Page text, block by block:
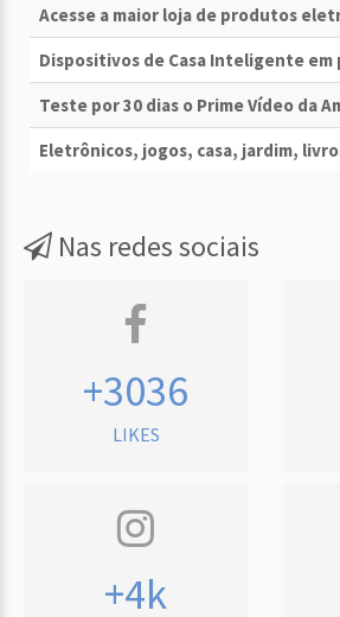
Acesse a maior loja de produtos
Dispositivos de Casa Inteligente em
Teste por 30 dias o Prime Vídeo da
Eletrônicos, jogos, casa, jardim,
Nas redes sociais
+3036
LIKES
+4k